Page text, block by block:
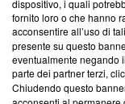
ancora membro
parte; Trust Project
conformità agli
Su di noi
dispositivo, i quali
fornito loro o che hanno
acconsentire all’uso di
presente su questo
eventualmente negando
parte dei partner terzi,
Chiudendo questo